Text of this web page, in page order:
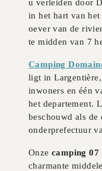
u verleiden door
in het hart van het
oever van de
te midden van 7
Camping
ligt in Largentière,
inwoners en één
het departement.
beschouwd als de
onderprefectuur
Onze camping 07
charmante